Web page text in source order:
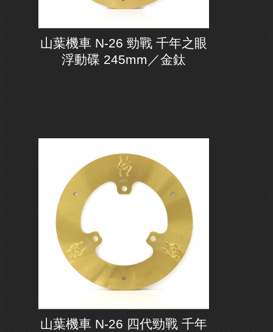
山葉機車 N-26 勁戰 千年之眼
浮動碟 245mm／金鈦
山葉機車 N-26 四代勁戰 千年